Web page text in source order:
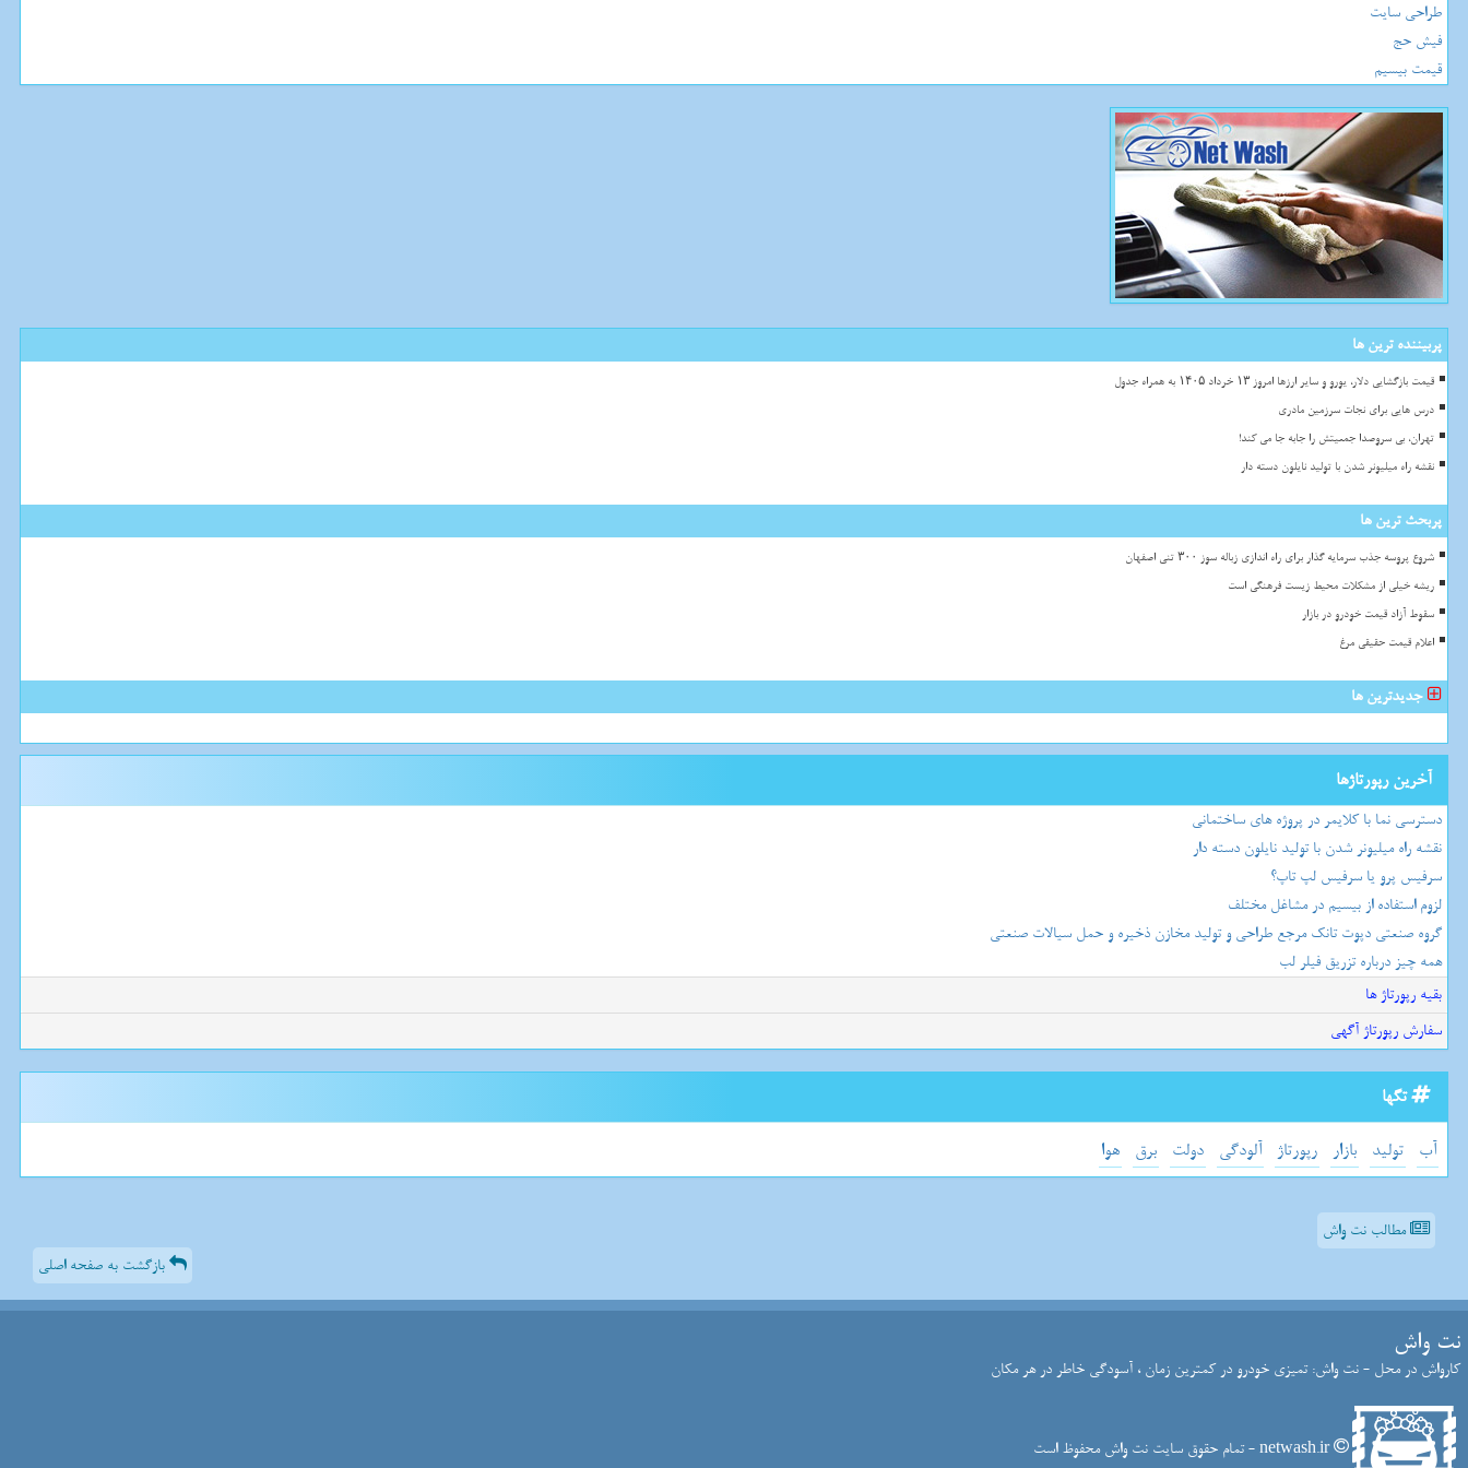
طراحی سایت
فیش حج
قیمت بیسیم
پربیننده ترین ها
قیمت بازگشایی دلار، یورو و سایر ارزها امروز ۱۳ خرداد ۱۴۰۵ به همراه جدول
درس هایی برای نجات سرزمین مادری
تهران، بی سروصدا جمعیتش را جابه جا می کند!
نقشه راه میلیونر شدن با تولید نایلون دسته دار
پربحث ترین ها
شروع پروسه جذب سرمایه گذار برای راه اندازی زباله سوز ۳۰۰ تنی اصفهان
ریشه خیلی از مشکلات محیط زیست فرهنگی است
سقوط آزاد قیمت خودرو در بازار
اعلام قیمت حقیقی مرغ
جدیدترین ها
آخرین رپورتاژها
دسترسی نما با کلایمر در پروژه های ساختمانی
نقشه راه میلیونر شدن با تولید نایلون دسته دار
سرفیس پرو یا سرفیس لپ تاپ؟
لزوم استفاده از بیسیم در مشاغل مختلف
گروه صنعتی دپوت تانک مرجع طراحی و تولید مخازن ذخیره و حمل سیالات صنعتی
همه چیز درباره تزریق فیلر لب
بقیه رپورتاژ ها
سفارش رپورتاژ آگهی
تگها
آب تولید بازار رپورتاژ آلودگی دولت برق هوا
مطالب نت واش
بازگشت به صفحه اصلی
نت واش
کارواش در محل - نت واش: تمیزی خودرو در کمترین زمان ، آسودگی خاطر در هر مکان
netwash.ir - تمام حقوق سایت نت واش محفوظ است